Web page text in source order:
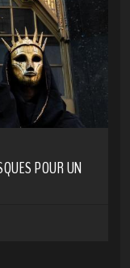
POUR UN